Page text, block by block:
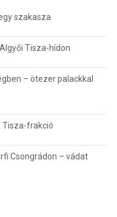
szakasza
Tisza-hídon
– ötezer palackkal
Tisza-frakció
Csongrádon – vádat